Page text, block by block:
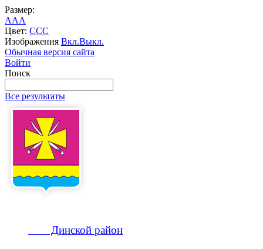
Размер:
AAA
Цвет: CCC
Изображения Вкл.Выкл.
Обычная версия сайта
Войти
Поиск
Все результаты
Динской район